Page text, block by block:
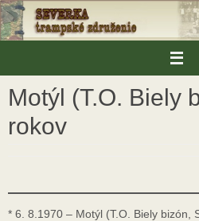
Skip
to
content
Motýl (T.O. Biely
rokov
* 6. 8.1970 – Motýl (T.O. Biely bizón,